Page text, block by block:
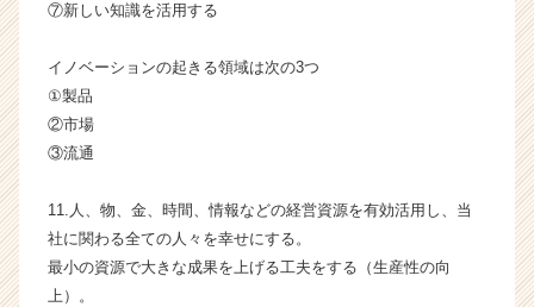
r
⑦新しい知識を活用する
イノベーションの起きる領域は次の3つ
①製品
②市場
③流通
11.人、物、金、時間、情報などの経営資源を有効活用し、当
社に関わる全ての人々を幸せにする。
最小の資源で大きな成果を上げる工夫をする（生産性の向
上）。